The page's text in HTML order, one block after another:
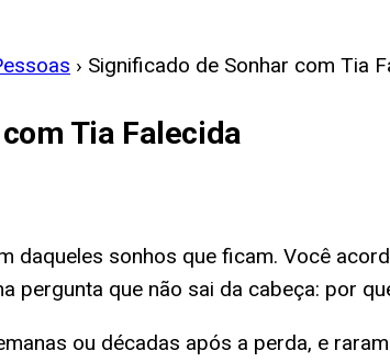
› Significado de Sonhar com Tia
Tia Falecida
daqueles sonhos que ficam. Você
pergunta que não sai da cabeça: por
ou décadas após a perda, e